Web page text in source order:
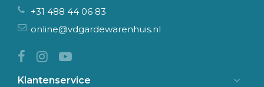
+31 488 44 06 83
online@vdgardewarenhuis.nl
Klantenservice